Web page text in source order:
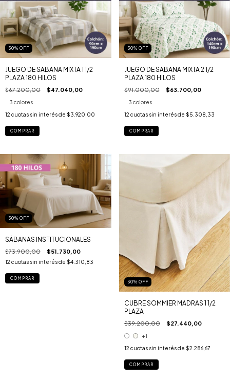
30% OFF
JUEGO DE SABANA MIXTA 1 1/2
PLAZA 180 HILOS
$67.200,00 $47.040,00
3 colores
12 cuotas sin interés de $3.920,00
COMPRAR
30% OFF
JUEGO DE SABANA MIXTA 2 1/2
PLAZA 180 HILOS
$91.000,00 $63.700,00
3 colores
12 cuotas sin interés de $5.308,33
COMPRAR
30% OFF
SÁBANAS INSTITUCIONALES
$73.900,00 $51.730,00
12 cuotas sin interés de $4.310,83
COMPRAR
30% OFF
CUBRE SOMMIER MADRAS 1 1/2
PLAZA
$39.200,00 $27.440,00
+1
12 cuotas sin interés de $2.286,67
COMPRAR